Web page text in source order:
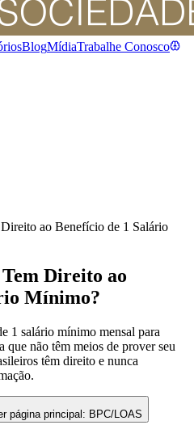
BlogMídiaTrabalhe Conosco
ao Benefício de 1 Salário
Direito ao
Mínimo?
1 salário mínimo mensal para
que não têm meios de prover seu
têm direito e nunca
página principal: BPC/LOAS